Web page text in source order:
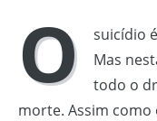
O
suicídio
Mas
todo o
morte. Assim como